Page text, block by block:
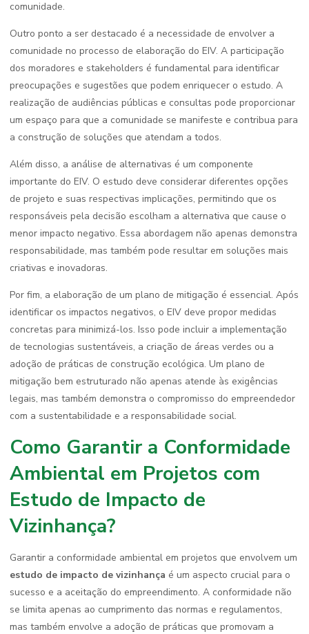
comunidade.
Outro ponto a ser destacado é a necessidade de envolver a
comunidade no processo de elaboração do EIV. A participação
dos moradores e stakeholders é fundamental para identificar
preocupações e sugestões que podem enriquecer o estudo. A
realização de audiências públicas e consultas pode proporcionar
um espaço para que a comunidade se manifeste e contribua para
a construção de soluções que atendam a todos.
Além disso, a análise de alternativas é um componente
importante do EIV. O estudo deve considerar diferentes opções
de projeto e suas respectivas implicações, permitindo que os
responsáveis pela decisão escolham a alternativa que cause o
menor impacto negativo. Essa abordagem não apenas demonstra
responsabilidade, mas também pode resultar em soluções mais
criativas e inovadoras.
Por fim, a elaboração de um plano de mitigação é essencial. Após
identificar os impactos negativos, o EIV deve propor medidas
concretas para minimizá-los. Isso pode incluir a implementação
de tecnologias sustentáveis, a criação de áreas verdes ou a
adoção de práticas de construção ecológica. Um plano de
mitigação bem estruturado não apenas atende às exigências
legais, mas também demonstra o compromisso do empreendedor
com a sustentabilidade e a responsabilidade social.
Como Garantir a Conformidade
Ambiental em Projetos com
Estudo de Impacto de
Vizinhança?
Garantir a conformidade ambiental em projetos que envolvem um
estudo de impacto de vizinhança é um aspecto crucial para o
sucesso e a aceitação do empreendimento. A conformidade não
se limita apenas ao cumprimento das normas e regulamentos,
mas também envolve a adoção de práticas que promovam a